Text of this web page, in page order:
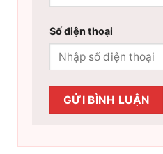
Số điện thoại